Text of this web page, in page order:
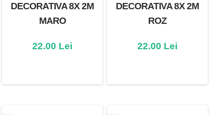
DECORATIVA 8X 2M
MARO
22.00 Lei
DECORATIVA 8X 2M
ROZ
22.00 Lei